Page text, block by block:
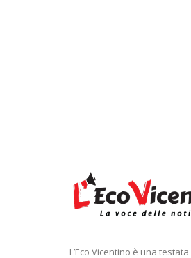
L’Eco Vicentino è una